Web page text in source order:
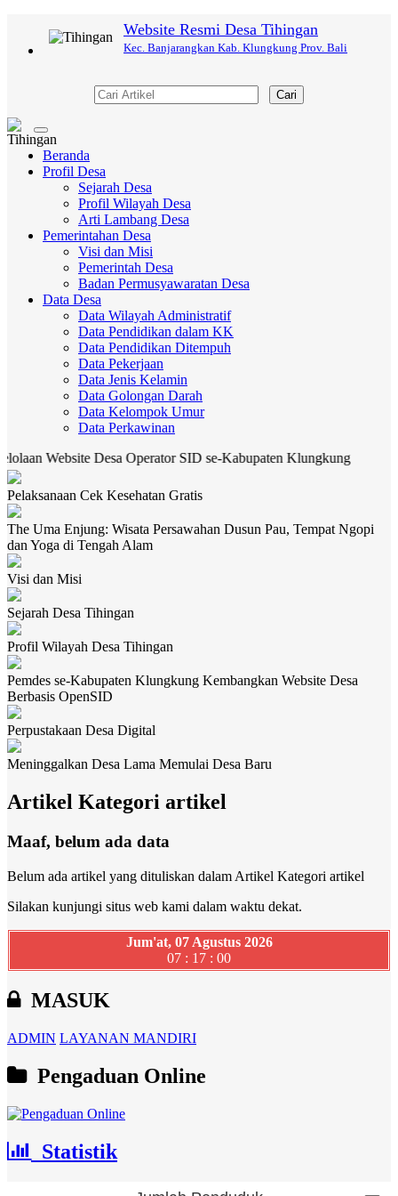
Website Resmi Desa Tihingan
Kec. Banjarangkan Kab. Klungkung Prov. Bali
Cari
Toggle
navigation
Beranda
Profil Desa
Sejarah Desa
Profil Wilayah Desa
Arti Lambang Desa
Pemerintahan Desa
Visi dan Misi
Pemerintah Desa
Badan Permusyawaratan Desa
Data Desa
Data Wilayah Administratif
Data Pendidikan dalam KK
Data Pendidikan Ditempuh
Data Pekerjaan
Data Jenis Kelamin
Data Golongan Darah
Data Kelompok Umur
Data Perkawinan
Desa Operator SID se-Kabupaten Klungkung
Pelaksanaan Cek Kesehatan Gratis
The Uma Enjung: Wisata Persawahan Dusun Pau, Tempat Ngopi
dan Yoga di Tengah Alam
Visi dan Misi
Sejarah Desa Tihingan
Profil Wilayah Desa Tihingan
Pemdes se-Kabupaten Klungkung Kembangkan Website Desa
Berbasis OpenSID
Perpustakaan Desa Digital
Meninggalkan Desa Lama Memulai Desa Baru
Artikel Kategori artikel
Maaf, belum ada data
Belum ada artikel yang dituliskan dalam Artikel Kategori artikel
Silakan kunjungi situs web kami dalam waktu dekat.
Jum'at, 07 Agustus 2026
07 : 17 : 01
MASUK
ADMIN LAYANAN MANDIRI
Pengaduan Online
Statistik